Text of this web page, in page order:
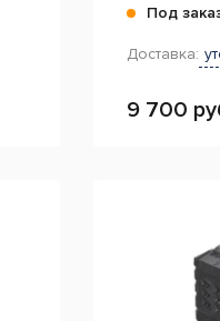
Под
Доставка:
9 700